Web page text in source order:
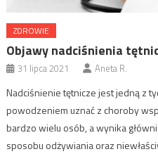
ZDROWIE
Objawy nadciśnienia
31 lipca 2021 Aneta R.
Nadciśnienie tętnicze jest jedną z
powodzeniem uznać z choroby
bardzo wielu osób, a wynika
sposobu odżywiania oraz